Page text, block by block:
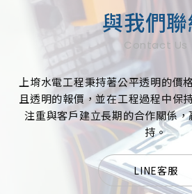
與我們
Contact Us
上堉水電工程秉持著公平透明的價
且透明的報價，並在工程過程中保
注重與客戶建立長期的合作關係
持。
LINE客服